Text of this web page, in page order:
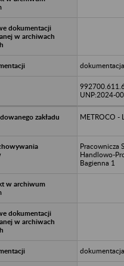
UNP:2024-
METROCO -
Pracownicza
Handlowo-
Bagienna 1